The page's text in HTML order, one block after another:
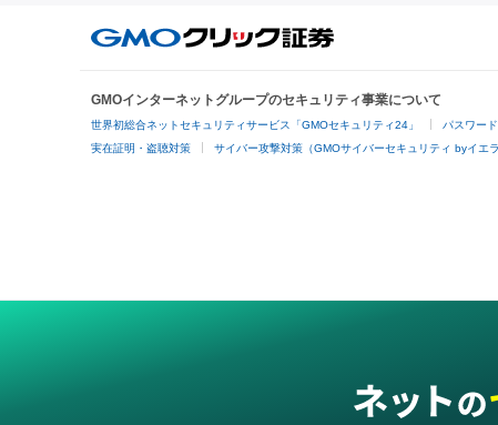
GMOインターネットグループのセキュリティ事業について
世界初総合ネットセキュリティサービス「GMOセキュリティ24」 パスワー
実在証明・盗聴対策 サイバー攻撃対策（GMOサイバーセキュリティ byイエラ